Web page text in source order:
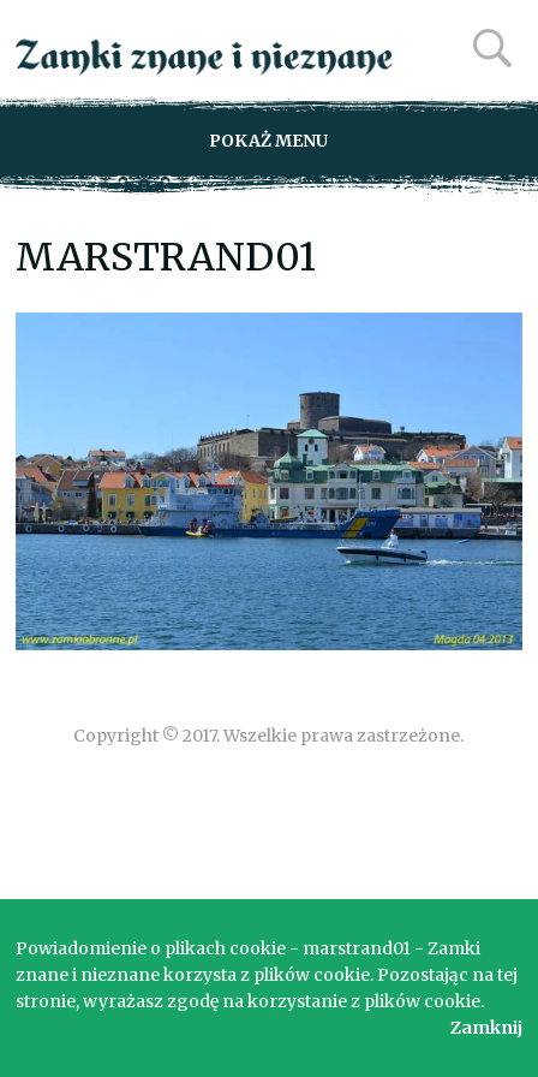
POKAŻ MENU
MARSTRAND01
Copyright © 2017. Wszelkie prawa zastrzeżone.
Powiadomienie o plikach cookie - marstrand01 - Zamki
znane i nieznane korzysta z plików cookie. Pozostając na tej
stronie, wyrażasz zgodę na korzystanie z plików cookie.
Zamknij